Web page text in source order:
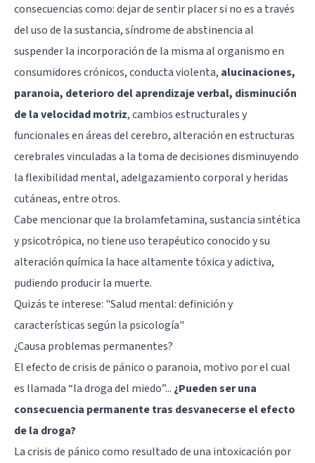
consecuencias como: dejar de sentir placer si no es a través
del uso de la sustancia, síndrome de abstinencia al
suspender la incorporación de la misma al organismo en
consumidores crónicos, conducta violenta, alucinaciones,
paranoia, deterioro del aprendizaje verbal, disminución
de la velocidad motriz, cambios estructurales y
funcionales en áreas del cerebro, alteración en estructuras
cerebrales vinculadas a la toma de decisiones disminuyendo
la flexibilidad mental, adelgazamiento corporal y heridas
cutáneas, entre otros.
Cabe mencionar que la brolamfetamina, sustancia sintética
y psicotrópica, no tiene uso terapéutico conocido y su
alteración química la hace altamente tóxica y adictiva,
pudiendo producir la muerte.
Quizás te interese: "Salud mental: definición y
características según la psicología"
¿Causa problemas permanentes?
El efecto de crisis de pánico o paranoia, motivo por el cual
es llamada “la droga del miedo”... ¿Pueden ser una
consecuencia permanente tras desvanecerse el efecto
de la droga?
La crisis de pánico como resultado de una intoxicación por